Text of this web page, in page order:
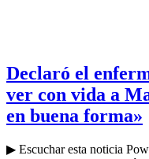
Declaró el
ver con vida a
en buena forma»
▶ Escuchar esta noticia